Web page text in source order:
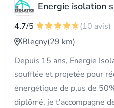
Energie isolation
4.7/5
(10 avis)
Blegny(29 km)
Depuis 15 ans, Energie
soufflée et projetée pour
énergétique de plus de
diplômé, je t'accompagne